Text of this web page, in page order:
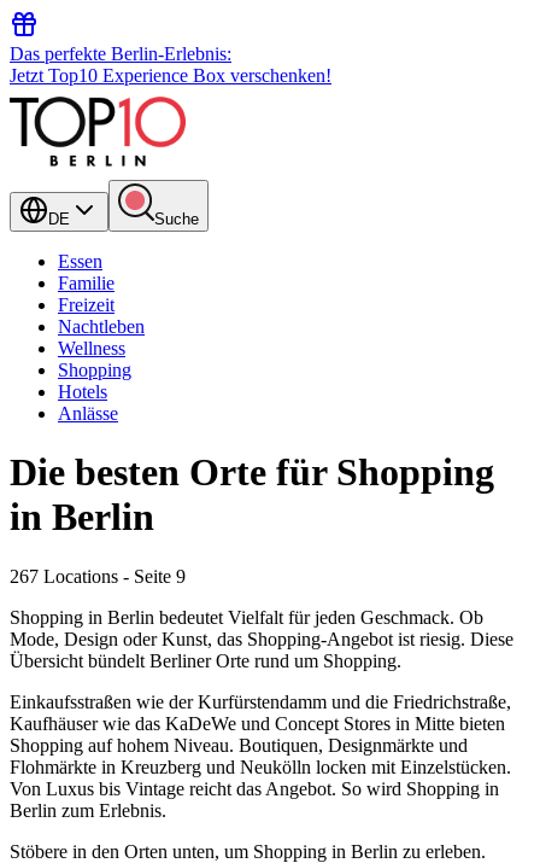
Das perfekte Berlin-Erlebnis:
Jetzt Top10 Experience Box verschenken!
DE Suche
Essen
Familie
Freizeit
Nachtleben
Wellness
Shopping
Hotels
Anlässe
Die besten Orte für Shopping
in Berlin
267 Locations - Seite 9
Shopping in Berlin bedeutet Vielfalt für jeden Geschmack. Ob
Mode, Design oder Kunst, das Shopping-Angebot ist riesig. Diese
Übersicht bündelt Berliner Orte rund um Shopping.
Einkaufsstraßen wie der Kurfürstendamm und die Friedrichstraße,
Kaufhäuser wie das KaDeWe und Concept Stores in Mitte bieten
Shopping auf hohem Niveau. Boutiquen, Designmärkte und
Flohmärkte in Kreuzberg und Neukölln locken mit Einzelstücken.
Von Luxus bis Vintage reicht das Angebot. So wird Shopping in
Berlin zum Erlebnis.
Stöbere in den Orten unten, um Shopping in Berlin zu erleben.